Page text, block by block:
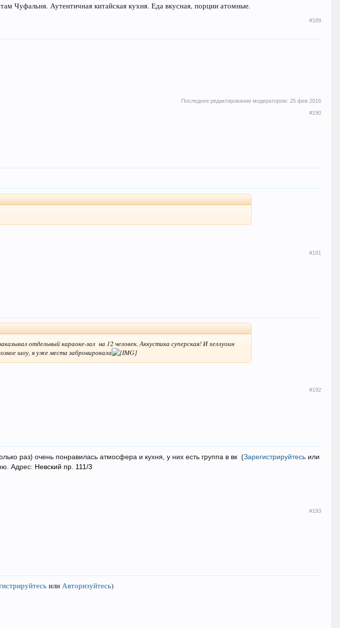
Чуфальня. Аутентичная китайская кухня. Еда вкусная, порции атомные.
#189
Последнее редактирование модератором: 25 фев 2016
#190
#191
отдельный караоке-зал на 12 человек. Аккустика суперская! И хеллуоин
шоу, я уже места забронировала
#192
раз) очень понравилась атмосфера и кухня, у них есть группа в вк(Зарегистрируйтесь или
Адрес: Невский пр. 111/3
#193
илиАвторизуйтесь)